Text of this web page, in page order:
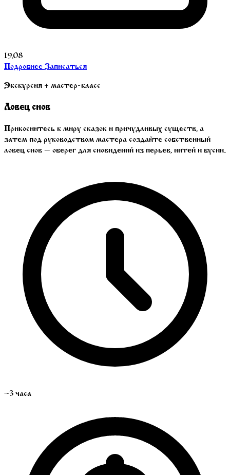
19.08
ПодробнееЗаписаться
Экскурсия + мастер-класс
Ловец снов
Прикоснитесь к миру сказок и причудливых существ, а
затем под руководством мастера создайте собственный
ловец снов — оберег для сновидений из перьев, нитей и бусин.
~3 часа